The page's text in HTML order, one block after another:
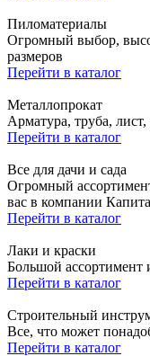
Пиломатериалы
Огромный выбор,
размеров
Перейти в каталог
Металлопрокат
Арматура, труба,
Перейти в каталог
Все для дачи и сада
Огромный
вас в компании
Перейти в каталог
Лаки и краски
Большой ассортимент
Перейти в каталог
Строительный
Все, что может
Перейти в каталог